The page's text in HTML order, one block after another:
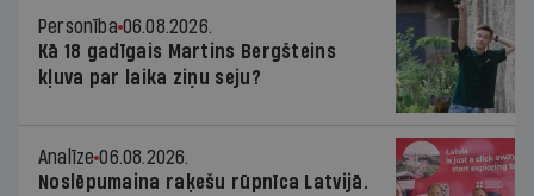
Personība 06.08.2026.
Kā 18 gadīgais Martins Bergšteins
kļuva par laika ziņu seju?
Analīze 06.08.2026.
Noslēpumaina raķešu rūpnīca Latvijā.